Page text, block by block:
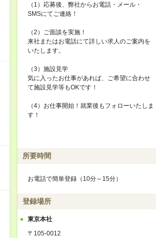
（1）応募後、弊社からお電話・メール・
SMSにてご連絡！
（2）ご面談を実施！
来社またはお電話にて詳しい求人のご案内を
いたします。
（3）施設見学
気に入ったお仕事があれば、ご希望に合わせ
て施設見学等もOKです！
（4）お仕事開始！就業後もフォローいたしま
す！
所要時間
お電話で簡単登録（10分～15分）
登録場所
東京本社
〒105-0012